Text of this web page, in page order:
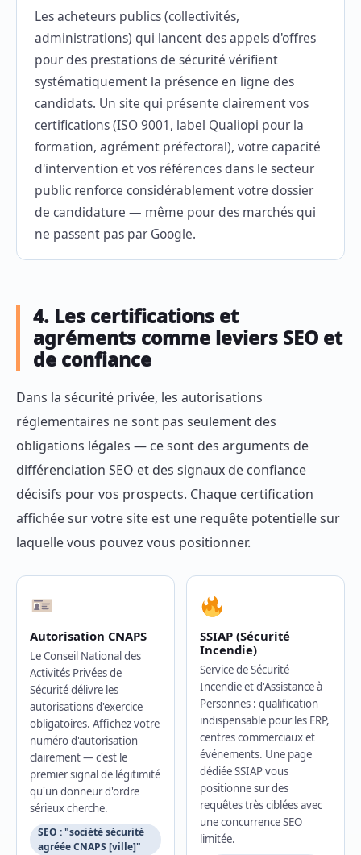
Les acheteurs publics (collectivités,
administrations) qui lancent des appels d'offres
pour des prestations de sécurité vérifient
systématiquement la présence en ligne des
candidats. Un site qui présente clairement vos
certifications (ISO 9001, label Qualiopi pour la
formation, agrément préfectoral), votre capacité
d'intervention et vos références dans le secteur
public renforce considérablement votre dossier
de candidature — même pour des marchés qui
ne passent pas par Google.
4. Les certifications et
agréments comme leviers SEO et
de confiance
Dans la sécurité privée, les autorisations
réglementaires ne sont pas seulement des
obligations légales — ce sont des arguments de
différenciation SEO et des signaux de confiance
décisifs pour vos prospects. Chaque certification
affichée sur votre site est une requête potentielle sur
laquelle vous pouvez vous positionner.
Autorisation CNAPS
Le Conseil National des
Activités Privées de
Sécurité délivre les
autorisations d'exercice
obligatoires. Affichez votre
numéro d'autorisation
clairement — c'est le
premier signal de légitimité
qu'un donneur d'ordre
sérieux cherche.
SEO : "société sécurité
agréée CNAPS [ville]"
SSIAP (Sécurité
Incendie)
Service de Sécurité
Incendie et d'Assistance à
Personnes : qualification
indispensable pour les ERP,
centres commerciaux et
événements. Une page
dédiée SSIAP vous
positionne sur des
requêtes très ciblées avec
une concurrence SEO
limitée.